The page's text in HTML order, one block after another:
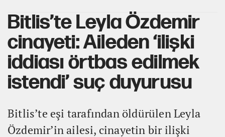
Bitlis’te Leyla Özdemir
cinayeti: Aileden ‘ilişki
iddiası örtbas edilmek
istendi’ suç duyurusu
Bitlis’te eşi tarafından öldürülen Leyla
Özdemir’in ailesi, cinayetin bir ilişki